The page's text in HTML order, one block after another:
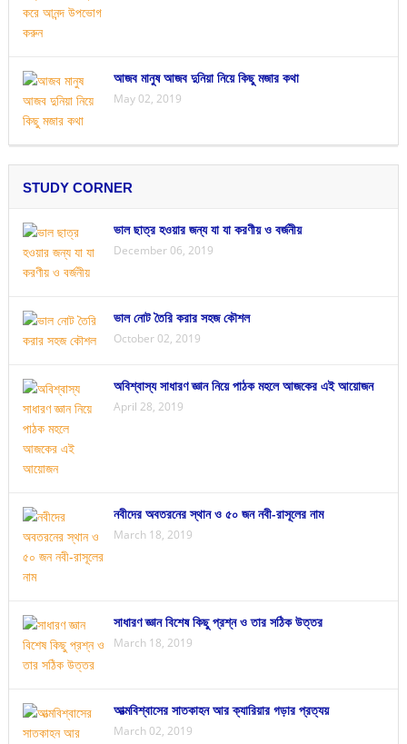
আজব মানুষ আজব দুনিয়া নিয়ে কিছু মজার কথা
May 02, 2019
STUDY CORNER
ভাল ছাত্র হওয়ার জন্য যা যা করণীয় ও বর্জনীয়
December 06, 2019
ভাল নোট তৈরি করার সহজ কৌশল
October 02, 2019
অবিশ্বাস্য সাধারণ জ্ঞান নিয়ে পাঠক মহলে আজকের এই আয়োজন
April 28, 2019
নবীদের অবতরনের স্থান ও ৫০ জন নবী-রাসূলের নাম
March 18, 2019
সাধারণ জ্ঞান বিশেষ কিছু প্রশ্ন ও তার সঠিক উত্তর
March 18, 2019
আত্মবিশ্বাসের সাতকাহন আর ক্যারিয়ার গড়ার প্রত্যয়
March 02, 2019